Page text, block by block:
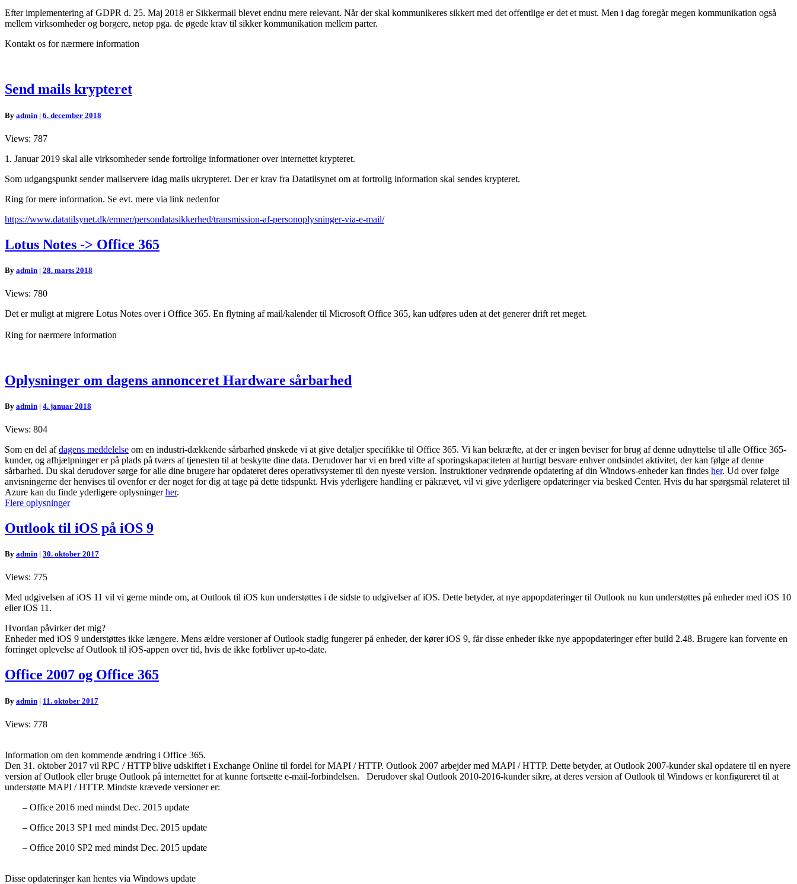
Efter implementering af GDPR d. 25. Maj 2018 er Sikkermail blevet endnu mere relevant. Når der skal kommunikeres sikkert med det offentlige er det et must. Men i dag foregår megen kommunikation også
mellem virksomheder og borgere, netop pga. de øgede krav til sikker kommunikation mellem parter.
Kontakt os for nærmere information
Send
mails
Send mails krypteret
By admin | 6. december 2018
Views: 787
1. Januar 2019 skal alle virksomheder sende fortrolige informationer over internettet krypteret.
Som udgangspunkt sender mailservere idag mails ukrypteret. Der er krav fra Datatilsynet om at fortrolig information skal sendes krypteret.
Ring for mere information. Se evt. mere via link nedenfor
https://www.datatilsynet.dk/emner/persondatasikkerhed/transmission-af-personoplysninger-via-e-mail/
Lotus
Notes
>
365
Lotus Notes -> Office 365
By admin | 28. marts 2018
Views: 780
Det er muligt at migrere Lotus Notes over i Office 365. En flytning af mail/kalender til Microsoft Office 365, kan udføres uden at det generer drift ret meget.
Ring for nærmere information
Oplysninger
om
annonceret
sårbarhed
Oplysninger om dagens annonceret Hardware sårbarhed
By admin | 4. januar 2018
Views: 804
Som en del afdagens meddelelse om en industri-dækkende sårbarhed ønskede vi at give detaljer specifikke til Office 365. Vi kan bekræfte, at der er ingen beviser for brug af denne udnyttelse til alle Office 365-
kunder, og afhjælpninger er på plads på tværs af tjenesten til at beskytte dine data. Derudover har vi en bred vifte af sporingskapaciteten at hurtigt besvare enhver ondsindet aktivitet, der kan følge af denne
sårbarhed. Du skal derudover sørge for alle dine brugere har opdateret deres operativsystemer til den nyeste version. Instruktioner vedrørende opdatering af din Windows-enheder kan findes her. Ud over følge
anvisningerne der henvises til ovenfor er der noget for dig at tage på dette tidspunkt. Hvis yderligere handling er påkrævet, vil vi give yderligere opdateringer via besked Center. Hvis du har spørgsmål relateret til
Azure kan du finde yderligere oplysningerher.
Flere oplysninger
Outlook
til
på
9
Outlook til iOS på iOS 9
By admin | 30. oktober 2017
Views: 775
Med udgivelsen af iOS 11 vil vi gerne minde om, at Outlook til iOS kun understøttes i de sidste to udgivelser af iOS. Dette betyder, at nye appopdateringer til Outlook nu kun understøttes på enheder med iOS 10
eller iOS 11.
Hvordan påvirker det mig?
Enheder med iOS 9 understøttes ikke længere. Mens ældre versioner af Outlook stadig fungerer på enheder, der kører iOS 9, får disse enheder ikke nye appopdateringer efter build 2.48. Brugere kan forvente en
forringet oplevelse af Outlook til iOS-appen over tid, hvis de ikke forbliver up-to-date.
Office
2007
Office
Office 2007 og Office 365
By admin | 11. oktober 2017
Views: 778
Information om den kommende ændring i Office 365.
Den 31. oktober 2017 vil RPC / HTTP blive udskiftet i Exchange Online til fordel for MAPI / HTTP. Outlook 2007 arbejder med MAPI / HTTP. Dette betyder, at Outlook 2007-kunder skal opdatere til en nyere
version af Outlook eller bruge Outlook på internettet for at kunne fortsætte e-mail-forbindelsen. Derudover skal Outlook 2010-2016-kunder sikre, at deres version af Outlook til Windows er konfigureret til at
understøtte MAPI / HTTP. Mindste krævede versioner er:
– Office 2016 med mindst Dec. 2015 update
– Office 2013 SP1 med mindst Dec. 2015 update
– Office 2010 SP2 med mindst Dec. 2015 update
Disse opdateringer kan hentes via Windows update